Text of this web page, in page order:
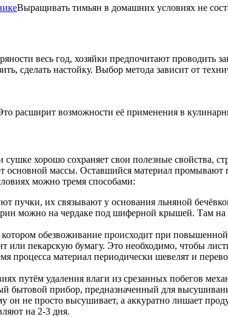
Выращивать тимьян в домашних условиях не
весь год, хозяйки предпочитают проводить
сделать настойку. Выбор метода зависит от
расширит возможности её применения в
хорошо сохраняет свои полезные свойства,
массы. Оставшийся материал промывают
можно тремя способами:
пучки, их связывают у основания льняной
можно на чердаке под шиферной крышей. Там
обезвоживание происходит при
или пекарскую бумагу. Это необходимо, чтобы
процесса материал периодически шевелят и
путём удаления влаги из срезанных побегов
бытовой прибор, предназначенный для
он не просто высушивает, а аккуратно лишает
на 2-3 дня.